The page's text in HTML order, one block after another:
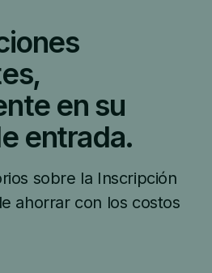
en su
entrada.
sobre la Inscripción
ahorrar con los costos